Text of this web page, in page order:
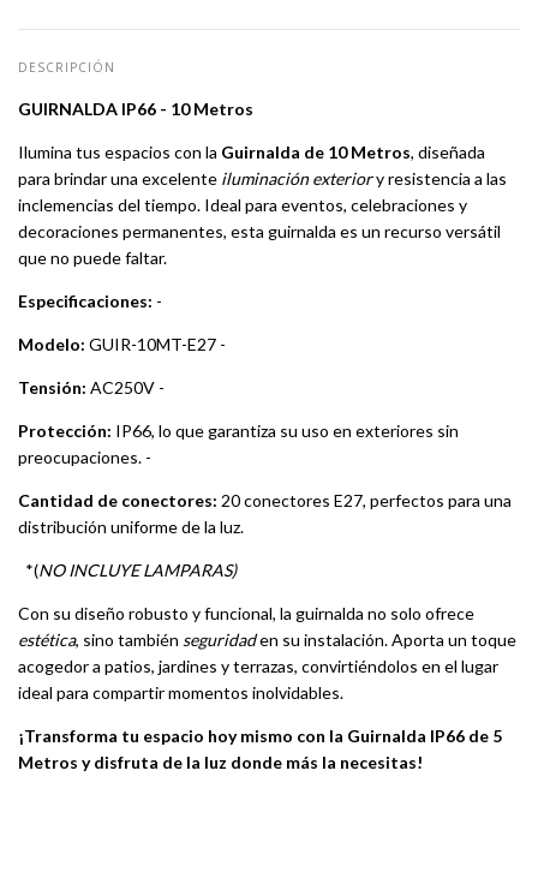
DESCRIPCIÓN
GUIRNALDA IP66 - 10 Metros
Ilumina tus espacios con la Guirnalda de 10 Metros, diseñada
para brindar una excelente iluminación exteriory resistencia a las
inclemencias del tiempo. Ideal para eventos, celebraciones y
decoraciones permanentes, esta guirnalda es un recurso versátil
que no puede faltar.
Especificaciones: -
Modelo: GUIR-10MT-E27 -
Tensión: AC250V -
Protección: IP66, lo que garantiza su uso en exteriores sin
preocupaciones. -
Cantidad de conectores: 20 conectores E27, perfectos para una
distribución uniforme de la luz.
*(NO INCLUYE LAMPARAS)
Con su diseño robusto y funcional, la guirnalda no solo ofrece
estética, sino también seguridaden su instalación. Aporta un toque
acogedor a patios, jardines y terrazas, convirtiéndolos en el lugar
ideal para compartir momentos inolvidables.
¡Transforma tu espacio hoy mismo con la Guirnalda IP66 de 5
Metros y disfruta de la luz donde más la necesitas!